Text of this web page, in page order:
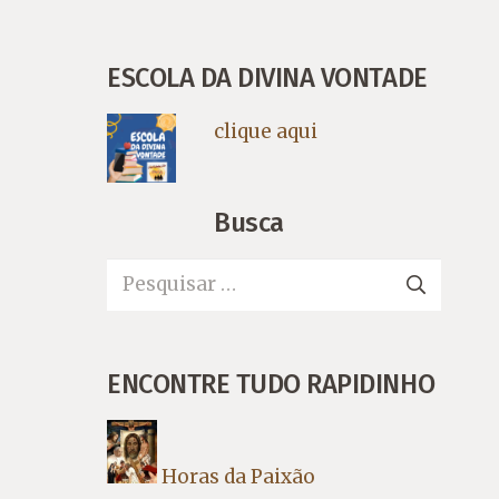
ESCOLA DA DIVINA VONTADE
clique aqui
Busca
Pesquisar
ENCONTRE TUDO RAPIDINHO
Horas da Paixão